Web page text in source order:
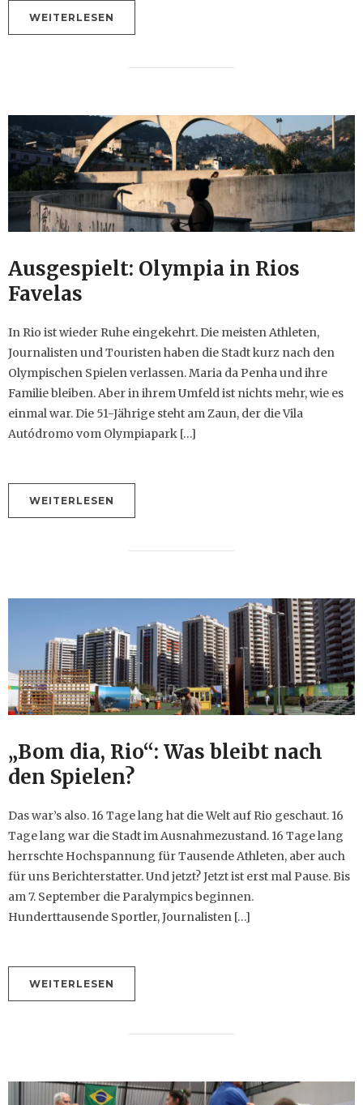
WEITERLESEN
Ausgespielt: Olympia in Rios
Favelas
In Rio ist wieder Ruhe eingekehrt. Die meisten Athleten,
Journalisten und Touristen haben die Stadt kurz nach den
Olympischen Spielen verlassen. Maria da Penha und ihre
Familie bleiben. Aber in ihrem Umfeld ist nichts mehr, wie es
einmal war. Die 51-Jährige steht am Zaun, der die Vila
Autódromo vom Olympiapark […]
WEITERLESEN
„Bom dia, Rio“: Was bleibt nach
den Spielen?
Das war’s also. 16 Tage lang hat die Welt auf Rio geschaut. 16
Tage lang war die Stadt im Ausnahmezustand. 16 Tage lang
herrschte Hochspannung für Tausende Athleten, aber auch
für uns Berichterstatter. Und jetzt? Jetzt ist erst mal Pause. Bis
am 7. September die Paralympics beginnen.
Hunderttausende Sportler, Journalisten […]
WEITERLESEN